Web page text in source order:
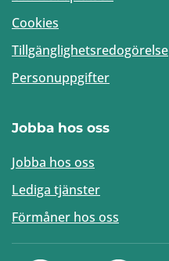
Cookies
Tillgänglighetsredogörelse
Personuppgifter
Jobba hos oss
Jobba hos oss
Lediga tjänster
Förmåner hos oss